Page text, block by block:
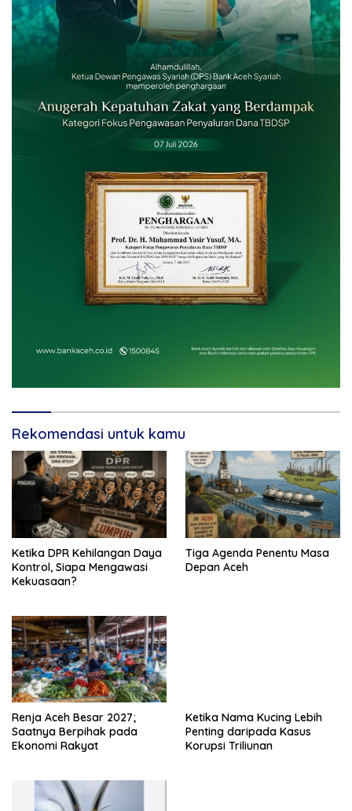
Rekomendasi untuk kamu
Ketika DPR Kehilangan Daya
Kontrol, Siapa Mengawasi
Kekuasaan?
Tiga Agenda Penentu Masa
Depan Aceh
Renja Aceh Besar 2027;
Saatnya Berpihak pada
Ekonomi Rakyat
Ketika Nama Kucing Lebih
Penting daripada Kasus
Korupsi Triliunan